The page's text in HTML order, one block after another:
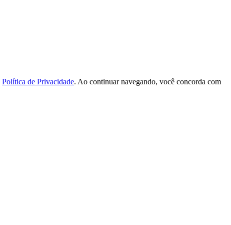
Política de Privacidade. Ao continuar navegando, você concorda com